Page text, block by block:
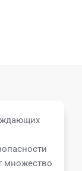
множество